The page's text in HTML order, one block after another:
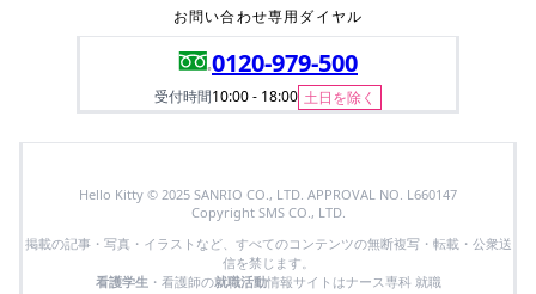
お問い合わせ専用ダイヤル
0120-979-500
受付時間10:00 - 18:00 土日を除く
Hello Kitty © 2025 SANRIO CO., LTD. APPROVAL NO. L660147
Copyright SMS CO., LTD.
掲載の記事・写真・イラストなど、すべてのコンテンツの無断複写・転載・公衆送
信を禁じます。
看護学生 ・看護師の就職活動情報サイトはナース専科 就職